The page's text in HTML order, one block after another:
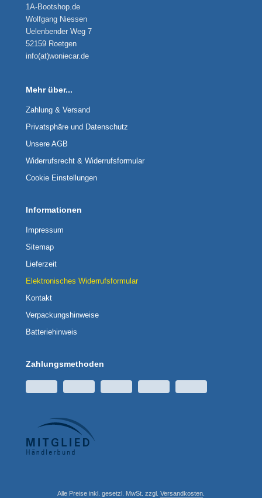
1A-Bootshop.de
Wolfgang Niessen
Uelenbender Weg 7
52159 Roetgen
info(at)woniecar.de
Mehr über...
Zahlung & Versand
Privatsphäre und Datenschutz
Unsere AGB
Widerrufsrecht & Widerrufsformular
Cookie Einstellungen
Informationen
Impressum
Sitemap
Lieferzeit
Elektronisches Widerrufsformular
Kontakt
Verpackungshinweise
Batteriehinweis
Zahlungsmethoden
Alle Preise inkl. gesetzl. MwSt. zzgl. Versandkosten